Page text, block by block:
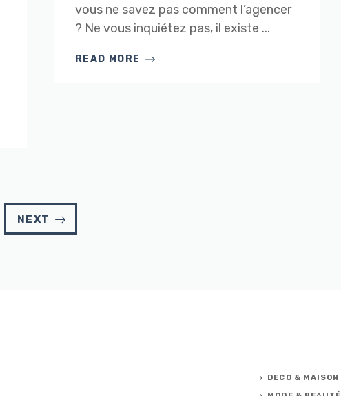
vous ne savez pas comment l’agencer
? Ne vous inquiétez pas, il existe ...
READ MORE
NEXT
DECO & MAISON